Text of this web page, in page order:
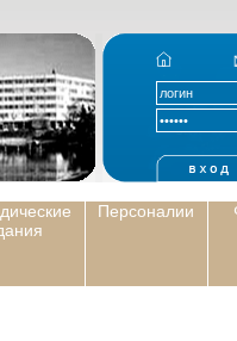
Персоналии